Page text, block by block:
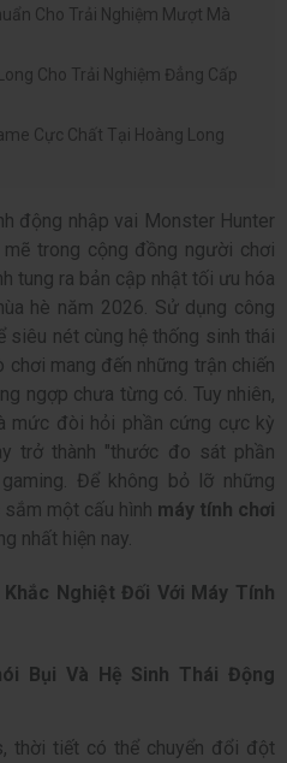
Cho Trải Nghiệm Mượt Mà
Cho Trải Nghiệm Đẳng Cấp
Cực Chất Tại Hoàng Long
động nhập vai Monster Hunter
trong cộng đồng người chơi
tung ra bản cập nhật tối ưu hóa
hè năm 2026. Sử dụng công
siêu nét cùng hệ thống sinh thái
mang đến những trận chiến
ngợp chưa từng có. Tuy nhiên,
đòi hỏi phần cứng cực kỳ
trở thành "thước đo sát phần
Để không bỏ lỡ những
một cấu hình máy tính chơi
nhất hiện nay.
Nghiệt Đối Với Máy Tính
Bụi Và Hệ Sinh Thái Động
thời tiết có thể chuyển đổi đột